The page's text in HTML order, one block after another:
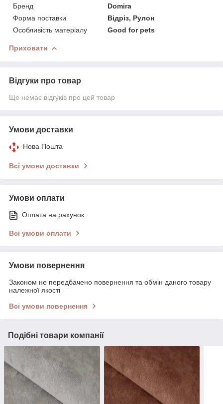
Бренд
Domira
Форма поставки
Відріз, Рулон
Особливість матеріалу
Good for pets
Приховати
Відгуки про товар
Ще немає відгуків про цей товар
Умови доставки
Нова Пошта
Всі умови доставки
Умови оплати
Оплата на рахунок
Всі умови оплати
Умови повернення
Законом не передбачено повернення та обмін даного товару
належної якості
Всі умови повернення
Подібні товари компанії